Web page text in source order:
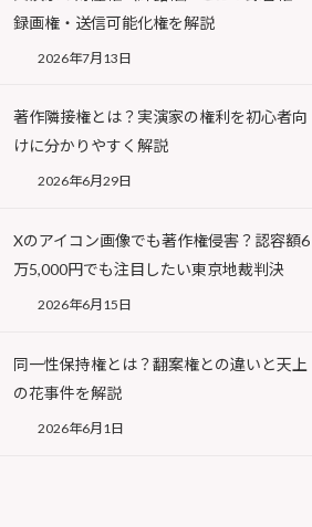
録画権・送信可能化権を解説
2026年7月13日
著作隣接権とは？実演家の権利を初心者向
けに分かりやすく解説
2026年6月29日
Xのアイコン画像でも著作権侵害？認容額6
万5,000円でも注目したい東京地裁判決
2026年6月15日
同一性保持権とは？翻案権との違いと天上
の花事件を解説
2026年6月1日